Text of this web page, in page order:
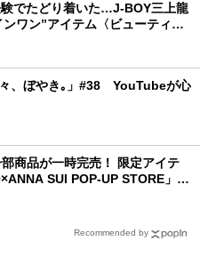
験でたどり着いた…J-BOY三上龍
ワン”アイテム〈ビューティ＆
〉
、ぼやき｡」#38 YouTubeが心
商品が一時完売！ 限定アイテ
SUI POP-UP STORE」が
Recommended by